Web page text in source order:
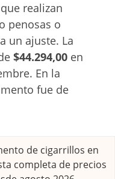
realizan
penosas o
un ajuste. La
$44.294,00 en
En la
fue de
de cigarrillos en
completa de precios